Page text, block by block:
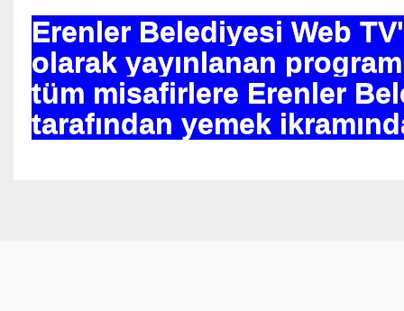
Erenler Belediyesi Web
olarak yayınlanan
tüm misafirlere Erenler
tarafından yemek
OLDU